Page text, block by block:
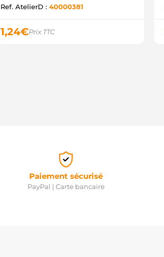
Ref. AtelierD : 40000381
1,24€Prix TTC
Paiement sécurisé
PayPal | Carte bancaire